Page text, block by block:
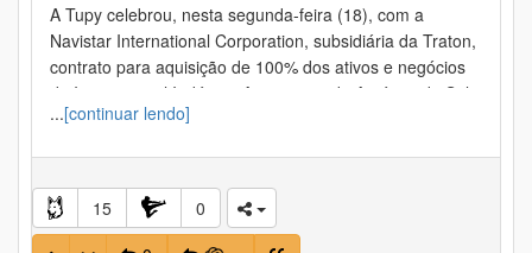
A Tupy celebrou, nesta segunda-feira (18), com a
Navistar International Corporation, subsidiária da Traton,
contrato para aquisição de 100% dos ativos e negócios
da International Indústria Automotiva da América do Sul
(MWM do Brasil).
MWM em 2021, pagos após a conclusão do negócio, o
qual estará sujeito a ajustes de preços comuns a este
...[continuar lendo]
15
0